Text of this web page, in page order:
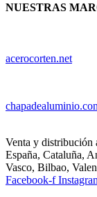
NUESTRAS
acerocorten.net
Venta y distribución
España, Cataluña,
Vasco, Bilbao,
Facebook-f